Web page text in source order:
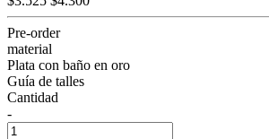
Pre-order
material
Plata con baño en oro
Guía de talles
Cantidad
-